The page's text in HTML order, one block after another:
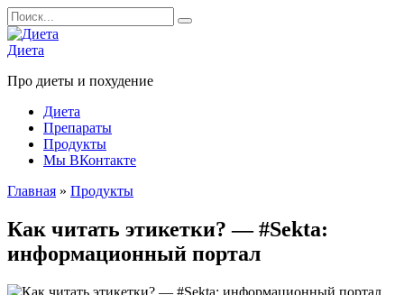
Перейти
к
содержанию
Search
for:
Диета
Про диеты и похудение
Диета
Препараты
Продукты
Мы ВКонтакте
Главная » Продукты
Как читать этикетки? — #Sekta:
информационный портал